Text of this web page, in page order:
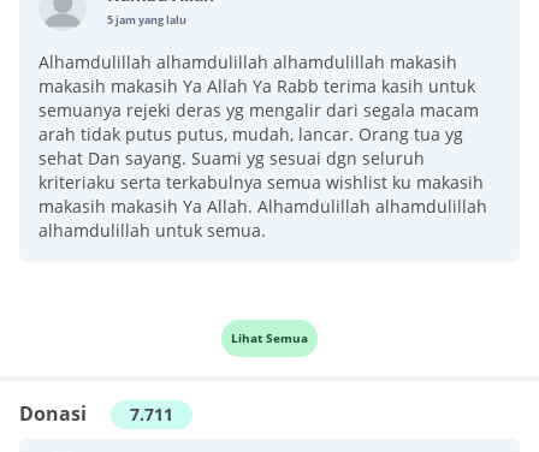
5 jam yang lalu
Alhamdulillah alhamdulillah alhamdulillah makasih
makasih makasih Ya Allah Ya Rabb terima kasih untuk
semuanya rejeki deras yg mengalir dari segala macam
arah tidak putus putus, mudah, lancar. Orang tua yg
sehat Dan sayang. Suami yg sesuai dgn seluruh
kriteriaku serta terkabulnya semua wishlist ku makasih
makasih makasih Ya Allah. Alhamdulillah alhamdulillah
alhamdulillah untuk semua.
Lihat Semua
Donasi 7.711